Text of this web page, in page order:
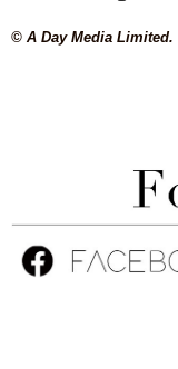
© A Day Media Limited.